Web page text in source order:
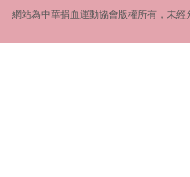
網站為中華捐血運動協會版權所有，未